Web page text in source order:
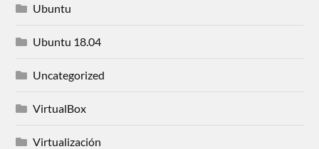
Ubuntu
Ubuntu 18.04
Uncategorized
VirtualBox
Virtualización